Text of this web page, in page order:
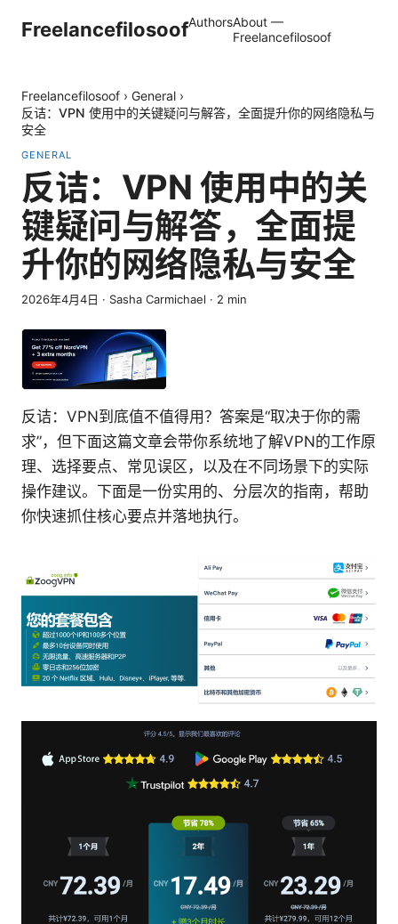
FreelancefilosoofAuthorsAbout —
Freelancefilosoof
Freelancefilosoof › General ›
反诘：VPN 使用中的关键疑问与解答，全面提升你的网络隐私与
安全
GENERAL
反诘：VPN 使用中的关
键疑问与解答，全面提
升你的网络隐私与安全
2026年4月4日 · Sasha Carmichael · 2 min
反诘：VPN到底值不值得用？答案是“取决于你的需
求”，但下面这篇文章会带你系统地了解VPN的工作原
理、选择要点、常见误区，以及在不同场景下的实际
操作建议。下面是一份实用的、分层次的指南，帮助
你快速抓住核心要点并落地执行。